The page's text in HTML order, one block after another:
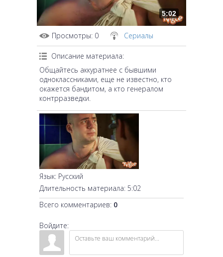
5:02
Просмотры: 0 Сериалы
Описание материала:
Общайтесь аккуратнее с бывшими
одноклассниками, еще не известно, кто
окажется бандитом, а кто генералом
контрразведки.
Язык: Русский
Длительность материала: 5:02
Всего комментариев: 0
Войдите: